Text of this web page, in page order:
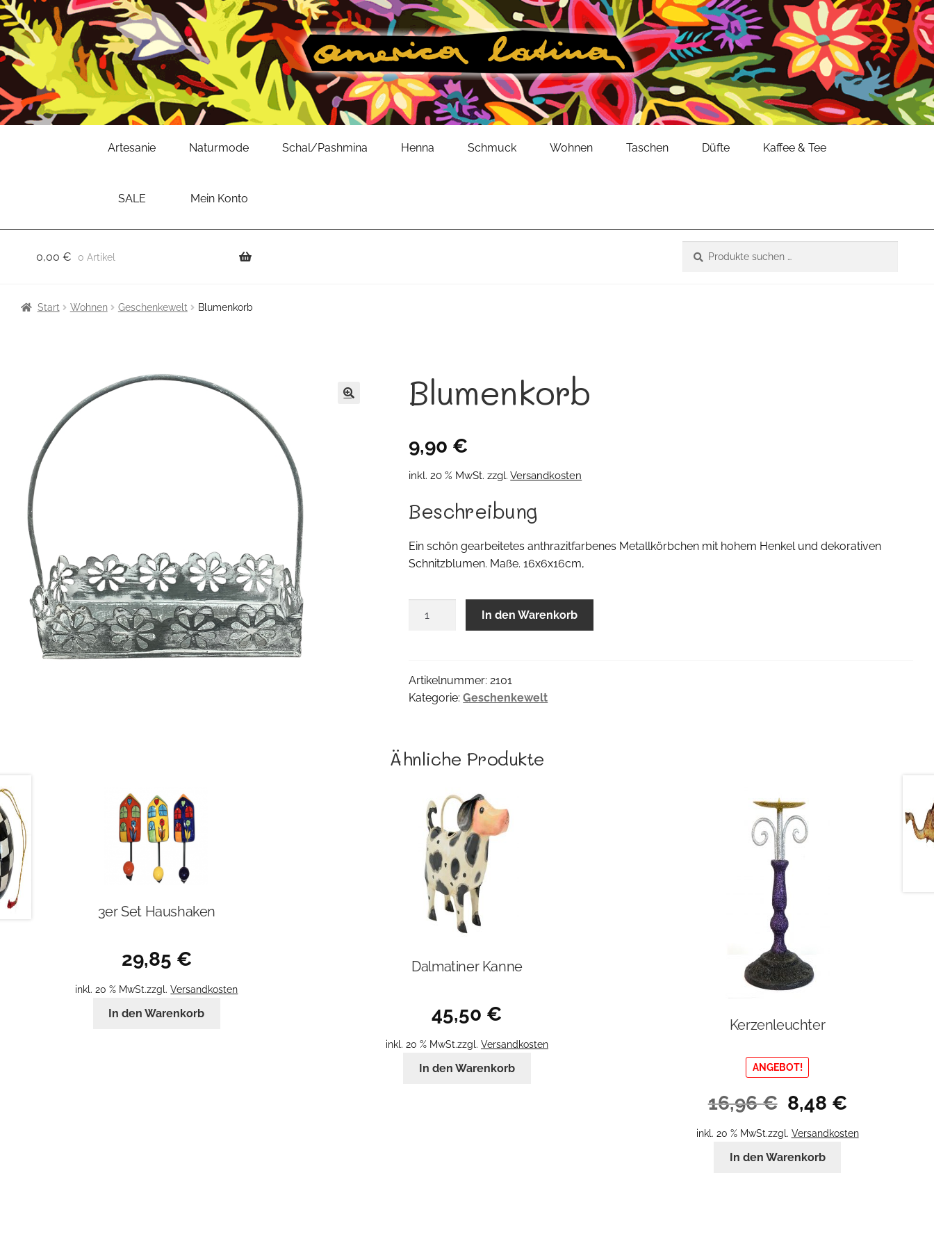
Artesanie Naturmode Schal/Pashmina Henna Schmuck Wohnen Taschen Düfte Kaffee & Tee
SALE Mein Konto
0,00 € 0 Artikel
nach:
Start Wohnen Geschenkewelt Blumenkorb
Blumenkorb
9,90 €
inkl. 20 % MwSt. zzgl.Versandkosten
Beschreibung
Ein schön gearbeitetes anthrazitfarbenes Metallkörbchen mit hohem Henkel und dekorativen
Schnitzblumen. Maße. 16x6x16cm,
In den Warenkorb
Artikelnummer: 2101
Kategorie:Geschenkewelt
Ähnliche Produkte
3er Set Haushaken
29,85 €
inkl. 20 % MwSt.zzgl.Versandkosten
In den Warenkorb
Dalmatiner Kanne
45,50 €
inkl. 20 % MwSt.zzgl. Versandkosten
In den Warenkorb
Kerzenleuchter
ANGEBOT!
16,96€
Ursprünglicher
Preis
war:
8,48 €Aktueller
ist:
inkl. 20 % MwSt.zzgl. Versandkosten
In den Warenkorb